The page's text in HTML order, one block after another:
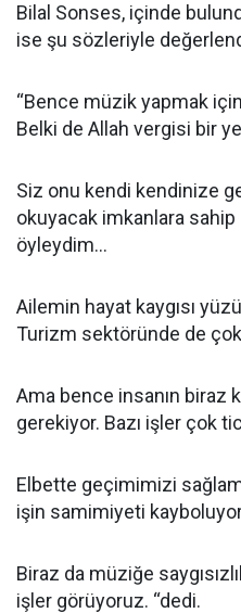
Bilal Sonses, içinde
ise şu sözleriyle
“Bence müzik yapmak
Belki de Allah vergisi bir
Siz onu kendi kendinize
okuyacak imkanlara sahip
öyleydim...
Ailemin hayat kaygısı
Turizm sektöründe de çok
Ama bence insanın biraz
gerekiyor. Bazı işler çok
Elbette geçimimizi
işin samimiyeti
Biraz da müziğe
işler görüyoruz. “dedi.